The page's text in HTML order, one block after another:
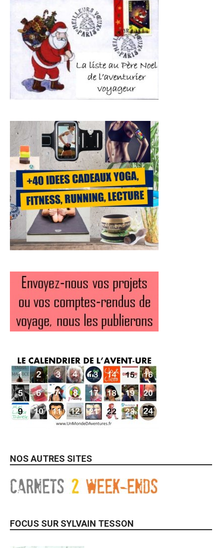
NOS AUTRES SITES
FOCUS SUR SYLVAIN TESSON